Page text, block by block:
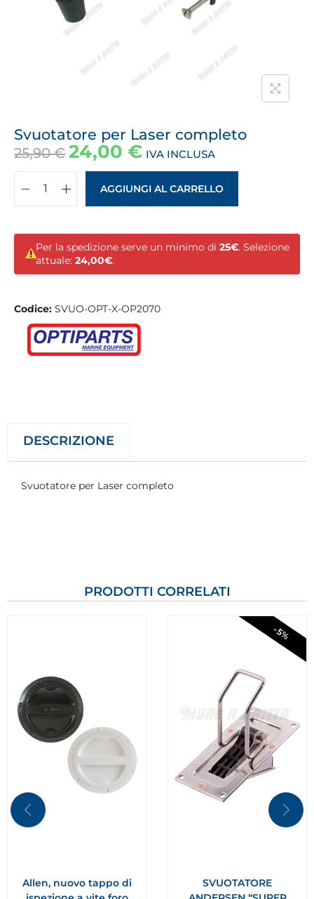
Svuotatore per Laser completo
25,90€ 24,00 € IVA INCLUSA
AGGIUNGI AL CARRELLO
Per la spedizione serve un minimo di 25€. Selezione
attuale: 24,00€.
Codice: SVUO-OPT-X-OP2070
DESCRIZIONE
Svuotatore per Laser completo
PRODOTTI CORRELATI
Allen, nuovo tappo di
-5%
SVUOTATORE